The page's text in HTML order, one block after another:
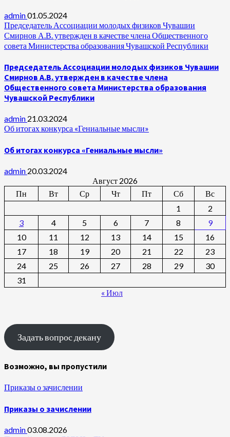
admin01.05.2024
Председатель Ассоциации молодых физиков Чувашии
Смирнов А.В. утвержден в качестве члена Общественного
совета Министерства образования Чувашской Республики
Председатель Ассоциации молодых физиков Чувашии
Смирнов А.В. утвержден в качестве члена
Общественного совета Министерства образования
Чувашской Республики
admin 21.03.2024
Об итогах конкурса «Гениальные мысли»
Об итогах конкурса «Гениальные мысли»
admin 20.03.2024
Август 2026
Пн
Вт Ср Чт Пт Сб
Вс
1
2
3
4 5 6 7 8
9
10
11 12 13 14 15
16
17
18 19 20 21 22
23
24
25 26 27 28 29
30
31
« Июл
Задать вопрос декану
Возможно, вы пропустили
Приказы о зачислении
Приказы о зачислении
admin03.08.2026